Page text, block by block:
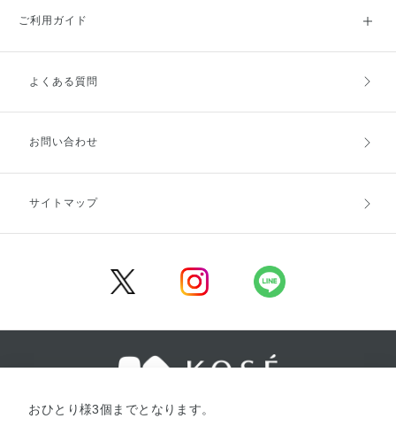
おひとり様3個までとなります。
ご利用ガイド
ご利用ガイドトップ
お支払方法
キャンセル・返品・交換
よくある質問
お問い合わせ
サイトマップ
企業情報／ 採用情報